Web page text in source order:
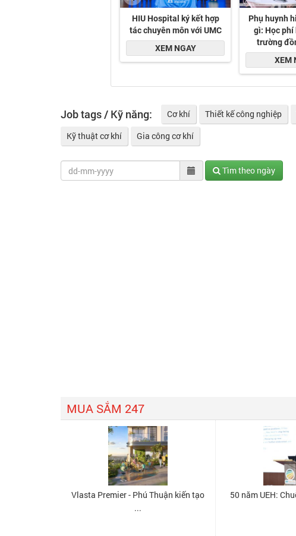
Job tags / Kỹ năng: Cơ khí Thiết kế công nghiệp
Kỹ thuật cơ khí
Gia công cơ khí
Tìm theo ngày